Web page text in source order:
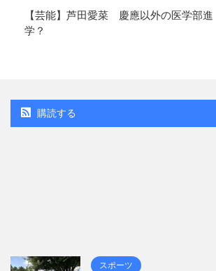
【芸能】芦田愛菜 慶應以外の医学部進
学？
購読する
スポーツ